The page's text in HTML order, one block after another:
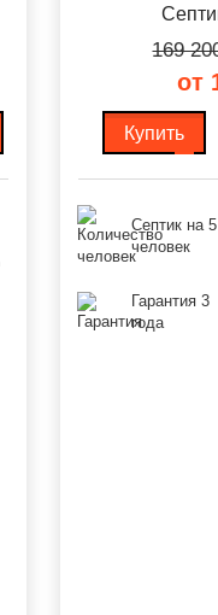
169
от
Купить
Септик на 5
человек
Гарантия 3
года